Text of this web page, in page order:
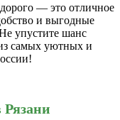
— это отличное
и выгодные
упустите шанс
самых уютных и
Рязани